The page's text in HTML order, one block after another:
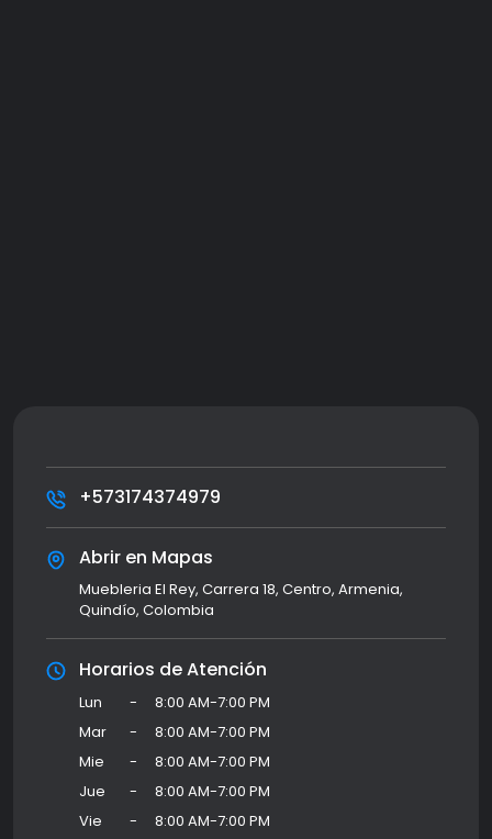
+573174374979
Abrir en Mapas
Muebleria El Rey, Carrera 18, Centro, Armenia,
Quindío, Colombia
Horarios de Atención
Lun -
8:00 AM-7:00 PM
Mar
-
8:00 AM-7:00 PM
Mie
-
8:00 AM-7:00 PM
Jue
-
8:00 AM-7:00 PM
Vie
-
8:00 AM-7:00 PM